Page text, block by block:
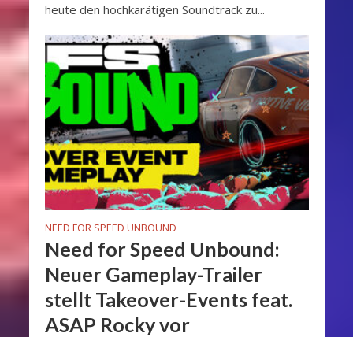
heute den hochkarätigen Soundtrack zu...
NEED FOR SPEED UNBOUND
Need for Speed Unbound:
Neuer Gameplay-Trailer
stellt Takeover-Events feat.
ASAP Rocky vor